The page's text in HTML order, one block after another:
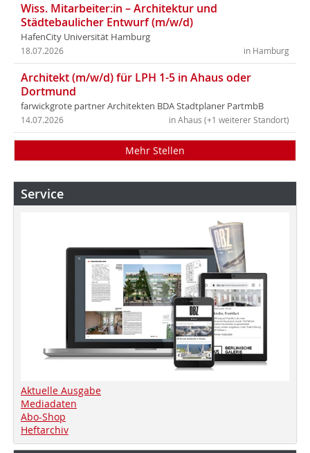
Wiss. Mitarbeiter:in – Architektur und
Städtebaulicher Entwurf (m/w/d)
HafenCity Universität Hamburg
in Hamburg
18.07.2026
Architekt (m/w/d) für LPH 1-5 in Ahaus oder
Dortmund
farwickgrote partner Architekten BDA Stadtplaner PartmbB
in Ahaus (+1 weiterer Standort)
14.07.2026
Mehr Stellen
Service
Aktuelle Ausgabe
Mediadaten
Abo-Shop
Heftarchiv